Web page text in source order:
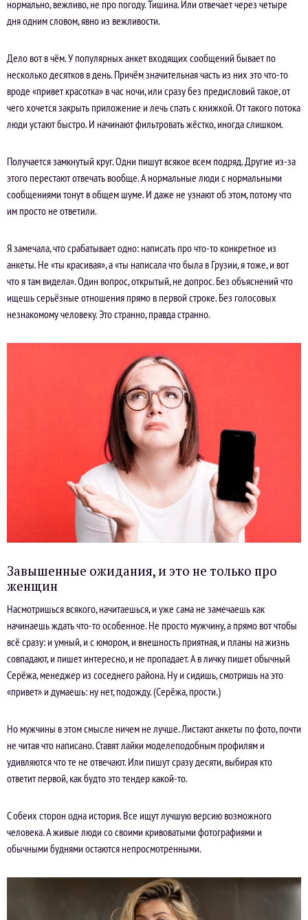
нормально, вежливо, не про погоду. Тишина. Или отвечает через четыре
дня одним словом, явно из вежливости.
Дело вот в чём. У популярных анкет входящих сообщений бывает по
несколько десятков в день. Причём значительная часть из них это что-то
вроде «привет красотка» в час ночи, или сразу без предисловий такое, от
чего хочется закрыть приложение и лечь спать с книжкой. От такого потока
люди устают быстро. И начинают фильтровать жёстко, иногда слишком.
Получается замкнутый круг. Одни пишут всякое всем подряд. Другие из-за
этого перестают отвечать вообще. А нормальные люди с нормальными
сообщениями тонут в общем шуме. И даже не узнают об этом, потому что
им просто не ответили.
Я замечала, что срабатывает одно: написать про что-то конкретное из
анкеты. Не «ты красивая», а «ты написала что была в Грузии, я тоже, и вот
что я там видела». Один вопрос, открытый, не допрос. Без объяснений что
ищешь серьёзные отношения прямо в первой строке. Без голосовых
незнакомому человеку. Это странно, правда странно.
Завышенные ожидания, и это не только про
женщин
Насмотришься всякого, начитаешься, и уже сама не замечаешь как
начинаешь ждать что-то особенное. Не просто мужчину, а прямо вот чтобы
всё сразу: и умный, и с юмором, и внешность приятная, и планы на жизнь
совпадают, и пишет интересно, и не пропадает. А в личку пишет обычный
Серёжа, менеджер из соседнего района. Ну и сидишь, смотришь на это
«привет» и думаешь: ну нет, подожду. (Серёжа, прости.)
Но мужчины в этом смысле ничем не лучше. Листают анкеты по фото, почти
не читая что написано. Ставят лайки моделеподобным профилям и
удивляются что те не отвечают. Или пишут сразу десяти, выбирая кто
ответит первой, как будто это тендер какой-то.
С обеих сторон одна история. Все ищут лучшую версию возможного
человека. А живые люди со своими кривоватыми фотографиями и
обычными буднями остаются непросмотренными.